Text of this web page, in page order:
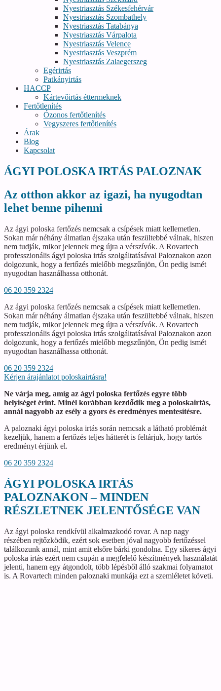
Nyestriasztás Székesfehérvár
Nyestriasztás Szombathely
Nyestriasztás Tatabánya
Nyestriasztás Várpalota
Nyestriasztás Velence
Nyestriasztás Veszprém
Nyestriasztás Zalaegerszeg
Egérirtás
Patkányirtás
HACCP
Kártevőirtás éttermeknek
Fertőtlenítés
Ózonos fertőtlenítés
Vegyszeres fertőtlenítés
Árak
Blog
Kapcsolat
ÁGYI POLOSKA IRTÁS PALOZNAK
Az otthon akkor az igazi, ha nyugodtan
lehet benne pihenni
Az ágyi poloska fertőzés nemcsak a csípések miatt kellemetlen.
Sokan már néhány álmatlan éjszaka után feszültebbé válnak, hiszen
nem tudják, mikor jelennek meg újra a vérszívók. A Rovartech
professzionális ágyi poloska irtás szolgáltatásával Paloznakon azon
dolgozunk, hogy a fertőzés mielőbb megszűnjön, Ön pedig ismét
nyugodtan használhassa otthonát.
06 20 359 2324
Az ágyi poloska fertőzés nemcsak a csípések miatt kellemetlen.
Sokan már néhány álmatlan éjszaka után feszültebbé válnak, hiszen
nem tudják, mikor jelennek meg újra a vérszívók. A Rovartech
professzionális ágyi poloska irtás szolgáltatásával Paloznakon azon
dolgozunk, hogy a fertőzés mielőbb megszűnjön, Ön pedig ismét
nyugodtan használhassa otthonát.
06 20 359 2324
Kérjen árajánlatot poloskairtásra!
Ne várja meg, amíg az ágyi poloska fertőzés egyre több
helyiséget érint. Minél korábban kezdődik meg a poloskairtás,
annál nagyobb az esély a gyors és eredményes mentesítésre.
A paloznaki ágyi poloska irtás során nemcsak a látható problémát
kezeljük, hanem a fertőzés teljes hátterét is feltárjuk, hogy tartós
eredményt érjünk el.
06 20 359 2324
ÁGYI POLOSKA IRTÁS
PALOZNAKON – MINDEN
RÉSZLETNEK JELENTŐSÉGE VAN
Az ágyi poloska rendkívül alkalmazkodó rovar. A nap nagy
részében rejtőzködik, ezért sok esetben jóval nagyobb fertőzéssel
találkozunk annál, mint amit elsőre bárki gondolna. Egy sikeres ágyi
poloska irtás ezért nem csupán a megfelelő készítmények használatát
jelenti, hanem egy átgondolt, több lépésből álló szakmai folyamatot
is. A Rovartech minden paloznaki munkája ezt a szemléletet követi.